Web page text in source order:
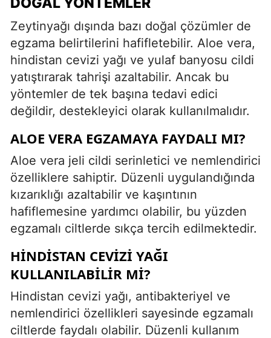
Zeytinyağı dışında bazı doğal çözümler de
egzama belirtilerini hafifletebilir. Aloe vera,
hindistan cevizi yağı ve yulaf banyosu cildi
yatıştırarak tahrişi azaltabilir. Ancak bu
yöntemler de tek başına tedavi edici
değildir, destekleyici olarak kullanılmalıdır.
ALOE VERA EGZAMAYA FAYDALI MI?
Aloe vera jeli cildi serinletici ve nemlendirici
özelliklere sahiptir. Düzenli uygulandığında
kızarıklığı azaltabilir ve kaşıntının
hafiflemesine yardımcı olabilir, bu yüzden
egzamalı ciltlerde sıkça tercih edilmektedir.
HINDISTAN CEVIZI YAĞI
KULLANILABILIR MI?
Hindistan cevizi yağı, antibakteriyel ve
nemlendirici özellikleri sayesinde egzamalı
ciltlerde faydalı olabilir. Düzenli kullanım